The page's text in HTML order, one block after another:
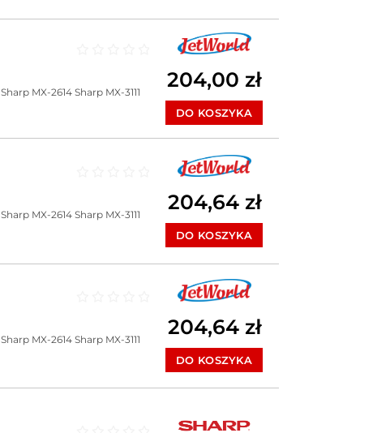
Sharp MX-2614 Sharp MX-3111
204,00 zł
DO KOSZYKA
Sharp MX-2614 Sharp MX-3111
204,64 zł
DO KOSZYKA
Sharp MX-2614 Sharp MX-3111
204,64 zł
DO KOSZYKA